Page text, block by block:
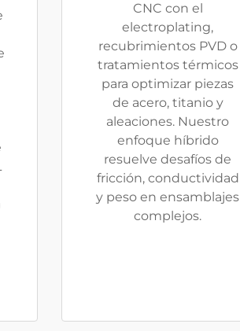
CNC con el
electroplating,
recubrimientos PVD o
tratamientos térmicos
para optimizar piezas
de acero, titanio y
aleaciones. Nuestro
enfoque híbrido
resuelve desafíos de
fricción, conductividad
y peso en ensamblajes
complejos.